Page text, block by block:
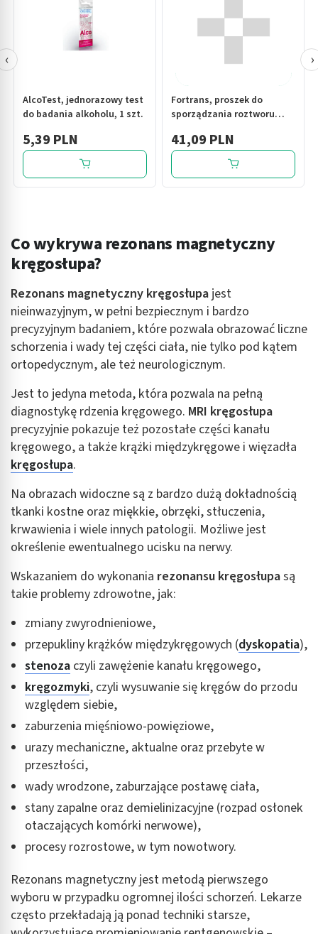
AlcoTest, jednorazowy test
do badania alkoholu, 1 szt.
5,39 PLN
Fortrans, proszek do
sporządzania roztworu
4 sasz
41,09 PLN
‹ ›
Co wykrywa rezonans magnetyczny
kręgosłupa?
Rezonans magnetyczny kręgosłupa jest
nieinwazyjnym, w pełni bezpiecznym i bardzo
precyzyjnym badaniem, które pozwala obrazować liczne
schorzenia i wady tej części ciała, nie tylko pod kątem
ortopedycznym, ale też neurologicznym.
Jest to jedyna metoda, która pozwala na pełną
diagnostykę rdzenia kręgowego. MRI kręgosłupa
precyzyjnie pokazuje też pozostałe części kanału
kręgowego, a także krążki międzykręgowe i więzadła
kręgosłupa.
Na obrazach widoczne są z bardzo dużą dokładnością
tkanki kostne oraz miękkie, obrzęki, stłuczenia,
krwawienia i wiele innych patologii. Możliwe jest
określenie ewentualnego ucisku na nerwy.
Wskazaniem do wykonania rezonansu kręgosłupasą
takie problemy zdrowotne, jak:
zmiany zwyrodnieniowe,
przepukliny krążków międzykręgowych (dyskopatia),
stenoza czyli zawężenie kanału kręgowego,
kręgozmyki, czyli wysuwanie się kręgów do przodu
względem siebie,
zaburzenia mięśniowo-powięziowe,
urazy mechaniczne, aktualne oraz przebyte w
przeszłości,
wady wrodzone, zaburzające postawę ciała,
stany zapalne oraz demielinizacyjne (rozpad osłonek
otaczających komórki nerwowe),
procesy rozrostowe, w tym nowotwory.
Rezonans magnetyczny jest metodą pierwszego
wyboru w przypadku ogromnej ilości schorzeń. Lekarze
często przekładają ją ponad techniki starsze,